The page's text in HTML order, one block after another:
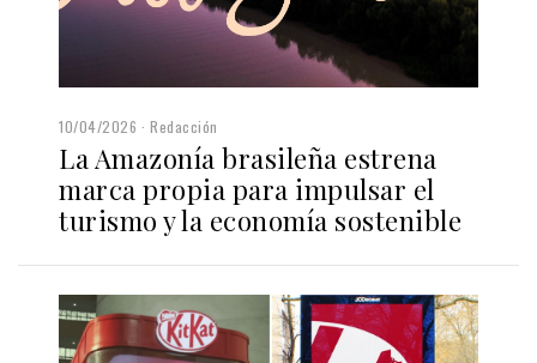
10/04/2026 Redacción
La Amazonía brasileña estrena
marca propia para impulsar el
turismo y la economía sostenible